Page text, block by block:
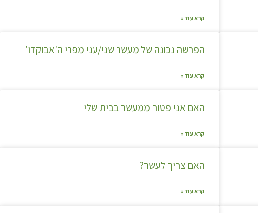
קרא עוד »
הפרשה נכונה של מעשר שני/עני מפרי ה'אבוקדו'
קרא עוד »
האם אני פטור ממעשר בבית שלי
קרא עוד »
האם צריך לעשר?
קרא עוד »